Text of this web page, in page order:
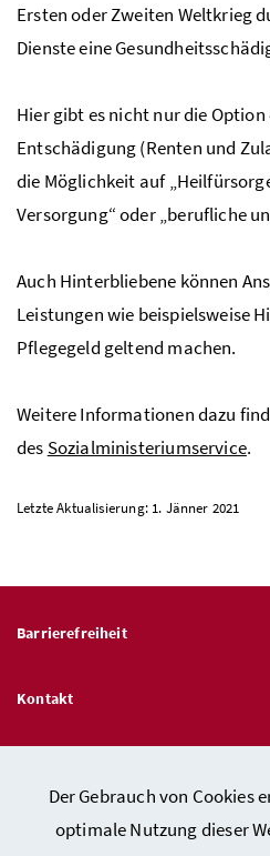
Der Gebrauch von Cookies
optimale Nutzung dieser
Ersten oder Zweiten Weltkrieg
Dienste eine
Hier gibt es nicht nur die
Entschädigung (Renten und
die Möglichkeit auf
Versorgung“ oder „berufliche
Auch Hinterbliebene können
Leistungen wie beispielsweise
Pflegegeld geltend machen.
Weitere Informationen dazu
des Sozialministeriumservice.
Letzte Aktualisierung: 1. Jänner 2021
Barrierefreiheit
Kontakt
Hinweisgeber:innen – Stelle für